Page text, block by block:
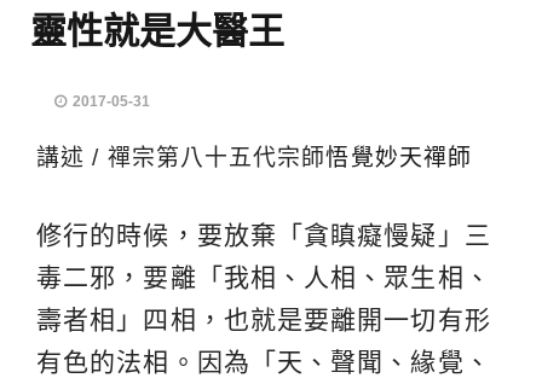
靈性就是大醫王
2017-05-31
講述 / 禪宗第八十五代宗師悟覺妙天禪師
修行的時候，要放棄「貪瞋癡慢疑」三
毒二邪，要離「我相、人相、眾生相、
壽者相」四相，也就是要離開一切有形
有色的法相。因為「天、聲聞、緣覺、